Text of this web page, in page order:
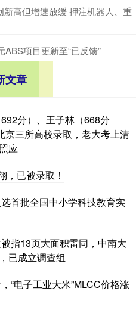
新高但增速放缓 押注机器人、重
项目更新至“已反馈”
文章
分）、王子林（668分
京三所高校录取，老大考上清
应
，已被录取！
首批全国中小学科技教育实
指13页大面积雷同，中南大
已成立调查组
“电子工业大米”MLCC价格涨